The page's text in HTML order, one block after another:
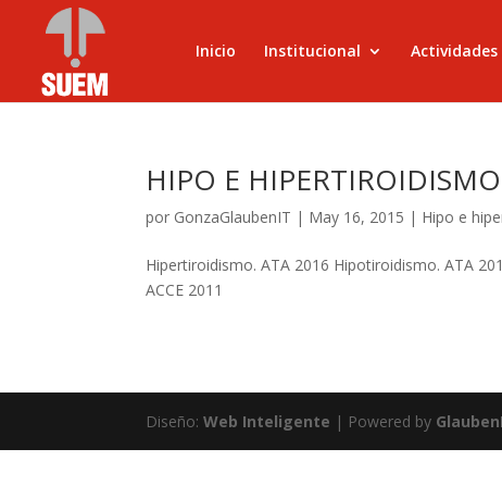
Inicio Institucional Actividades
HIPO E HIPERTIROIDISMO
por GonzaGlaubenIT | May 16, 2015 | Hipo e
Hipertiroidismo. ATA 2016 Hipotiroidismo. ATA
ACCE 2011
Diseño:Web Inteligente | Powered by